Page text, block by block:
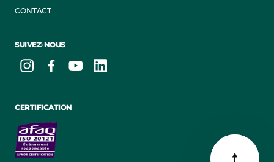
CONTACT
SUIVEZ-NOUS
CERTIFICATION